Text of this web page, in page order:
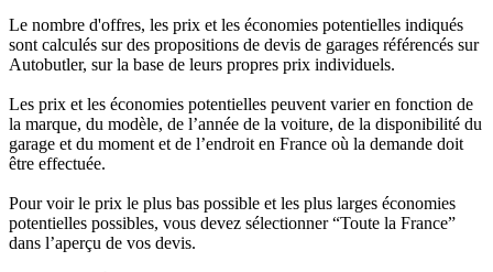
Le nombre d'offres, les prix et les économies potentielles indiqués
sont calculés sur des propositions de devis de garages référencés sur
Autobutler, sur la base de leurs propres prix individuels.
Les prix et les économies potentielles peuvent varier en fonction de
la marque, du modèle, de l’année de la voiture, de la disponibilité du
garage et du moment et de l’endroit en France où la demande doit
être effectuée.
Pour voir le prix le plus bas possible et les plus larges économies
potentielles possibles, vous devez sélectionner “Toute la France”
dans l’aperçu de vos devis.